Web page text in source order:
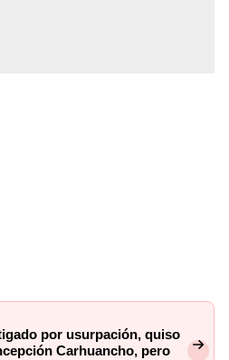
por usurpación, quiso
Carhuancho, pero